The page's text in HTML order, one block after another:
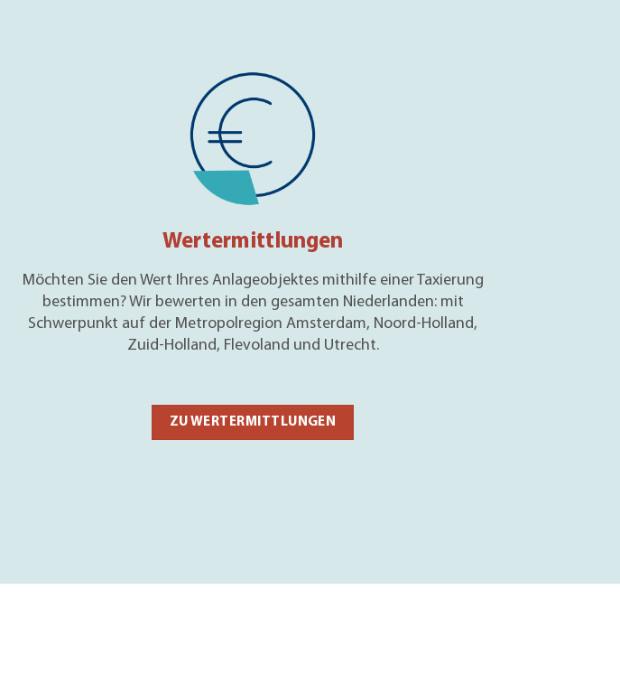
Wertermittlungen
Möchten Sie den Wert Ihres Anlageobjektes mithilfe einer Taxierung
bestimmen? Wir bewerten in den gesamten Niederlanden: mit
Schwerpunkt auf der Metropolregion Amsterdam, Noord-Holland,
Zuid-Holland, Flevoland und Utrecht.
ZU WERTERMITTLUNGEN